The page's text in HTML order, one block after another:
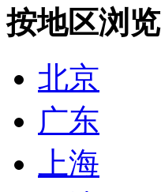
按地区浏览
北京
广东
上海